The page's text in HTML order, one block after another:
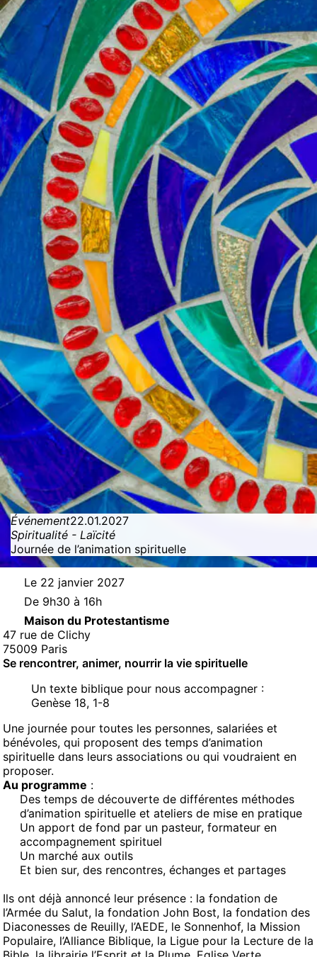
Événement22.01.2027
Spiritualité - Laïcité
Journée de l’animation spirituelle
Le 22 janvier 2027
De 9h30 à 16h
Maison du Protestantisme
47 rue de Clichy
75009 Paris
Se rencontrer, animer, nourrir la vie spirituelle
Un texte biblique pour nous accompagner :
Genèse 18, 1-8
Une journée pour toutes les personnes, salariées et
bénévoles, qui proposent des temps d’animation
spirituelle dans leurs associations ou qui voudraient en
proposer.
Au programme :
Des temps de découverte de différentes méthodes
d’animation spirituelle et ateliers de mise en pratique
Un apport de fond par un pasteur, formateur en
accompagnement spirituel
Un marché aux outils
Et bien sur, des rencontres, échanges et partages
Ils ont déjà annoncé leur présence : la fondation de
l’Armée du Salut, la fondation John Bost, la fondation des
Diaconesses de Reuilly, l’AEDE, le Sonnenhof, la Mission
Populaire, l’Alliance Biblique, la Ligue pour la Lecture de la